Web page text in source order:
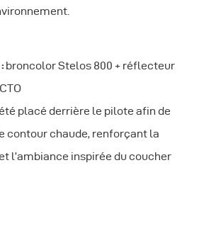
broncolor Stelos 800 + réflecteur
placé derrière le pilote afin de
contour chaude, renforçant la
l’ambiance inspirée du coucher